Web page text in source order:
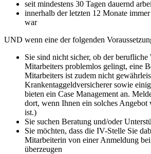
seit mindestens 30 Tagen dauernd
innerhalb der letzten 12 Monate
war
UND wenn eine der folgenden
Sie sind nicht sicher, ob der berufliche
Mitarbeiters problemlos gelingt, eine
Mitarbeiters ist zudem nicht
Krankentaggeldversicherer sowie
bieten ein Case Management an.
dort, wenn Ihnen ein solches Angebot
ist.)
Sie suchen Beratung und/oder
Sie möchten, dass die IV-Stelle Sie
Mitarbeiterin von einer Anmeldung
überzeugen